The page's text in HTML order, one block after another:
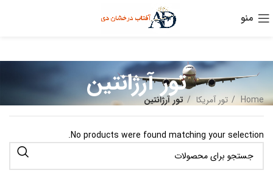
منو
تور آرژانتین Home تور آمریکا تور آرژانتین
No products were found matching your selection.